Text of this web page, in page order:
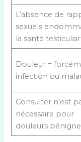
L’absence de
sexuels
la santé
Douleur =
infection ou
Consulter n’est
nécessaire pour
douleurs